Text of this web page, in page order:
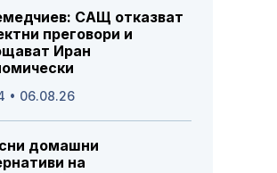
САЩ отказват
преговори и
Иран
• 06.08.26
домашни
на